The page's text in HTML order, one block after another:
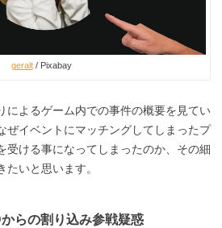
geralt/ Pixabay
によるゲーム内での事件の概要を見てい
ぜイベントにマッチングしてしまったプ
受ける事になってしまったのか、その細
いと思います。
らの割り込み参戦疑惑